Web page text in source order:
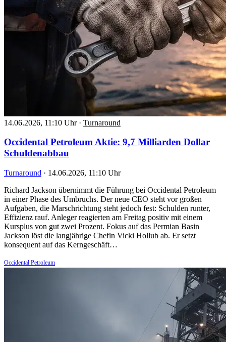
14.06.2026, 11:10 Uhr · Turnaround
Occidental Petroleum Aktie: 9,7 Milliarden Dollar
Schuldenabbau
Turnaround · 14.06.2026, 11:10 Uhr
Richard Jackson übernimmt die Führung bei Occidental Petroleum
in einer Phase des Umbruchs. Der neue CEO steht vor großen
Aufgaben, die Marschrichtung steht jedoch fest: Schulden runter,
Effizienz rauf. Anleger reagierten am Freitag positiv mit einem
Kursplus von gut zwei Prozent. Fokus auf das Permian Basin
Jackson löst die langjährige Chefin Vicki Hollub ab. Er setzt
konsequent auf das Kerngeschäft…
Occidental Petroleum